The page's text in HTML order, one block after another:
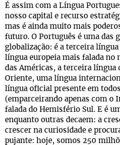
É assim com a Língua
nosso capital e recurso
mas é ainda muito mais
futuro. O Português é uma das
globalização: é a terceira
língua europeia mais falada no
das Américas, a terceira língua
Oriente, uma língua
língua oficial presente em
(emparceirando apenas com o
falada do Hemisfério Sul. E é
enquanto outras decaem: a
crescer na curiosidade e
pujante: hoje, somos 250